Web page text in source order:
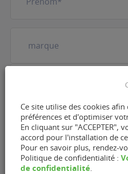
véhicule(Nécessaire)
Prestation(Nécessaire)
mail(Nécessaire)
Ce site utilise des cookies
préférences et d'optimiser
En cliquant sur "ACCEPTER",
accord pour l'installation de
Pour en savoir plus, rendez-
Politique de confidentialité :
de confidentialité.